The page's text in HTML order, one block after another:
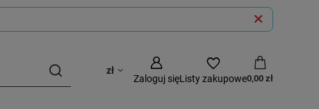
zł
Zaloguj sięListy zakupowe0,00 zł